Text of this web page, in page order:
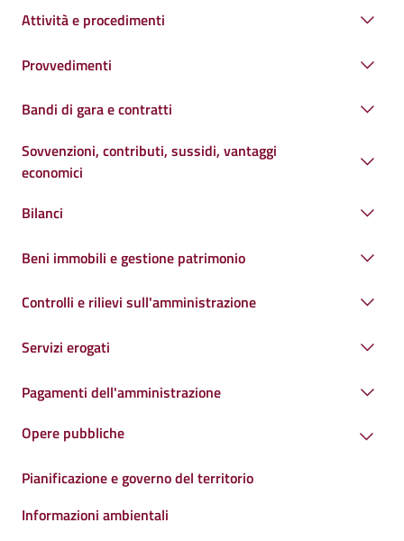
Attività e procedimenti
Provvedimenti
Bandi di gara e contratti
Sovvenzioni, contributi, sussidi, vantaggi
economici
Bilanci
Beni immobili e gestione patrimonio
Controlli e rilievi sull'amministrazione
Servizi erogati
Pagamenti dell'amministrazione
Opere pubbliche
Pianificazione e governo del territorio
Informazioni ambientali